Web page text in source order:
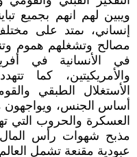
ويبين لهم انهم بجميع
إنساني، ىمتد على
مصالح وتشغلهم هموم
في الأنسانية في
والأمريكيتين، كما
الأستغلال الطبقي
أساس الجنس، ويواجهون
العسكرة والحروب التي
مذبح شهوات رأس المال
عبودية مقنعة تشمل